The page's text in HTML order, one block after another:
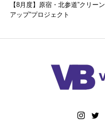
【8月度】原宿・北参道”クリーン
アップ”プロジェクト